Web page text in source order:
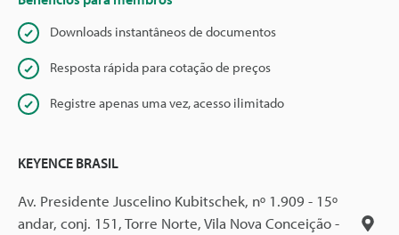
Downloads instantâneos de documentos
Resposta rápida para cotação de preços
Registre apenas uma vez, acesso ilimitado
KEYENCE BRASIL
Av. Presidente Juscelino Kubitschek, nº 1.909 - 15º
andar, conj. 151, Torre Norte, Vila Nova Conceição -